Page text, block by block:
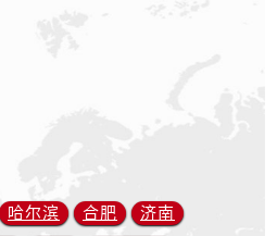
哈尔滨 合肥
济南